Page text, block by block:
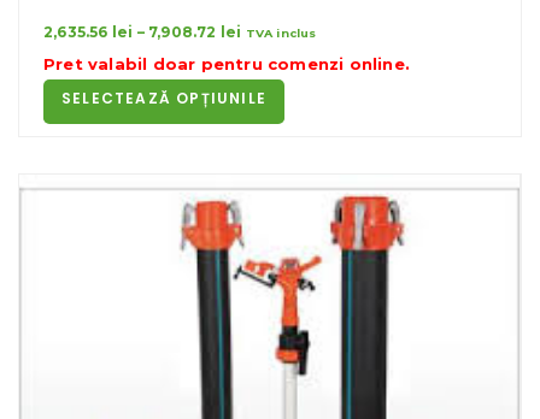
Ploaie
Mm
2,635.56 lei – 7,908.72 lei Interval
prețuri:
2,635.56 lei
până
TVA inclus
Pret valabil doar pentru comenzi online.
SELECTEAZĂ OPȚIUNILE